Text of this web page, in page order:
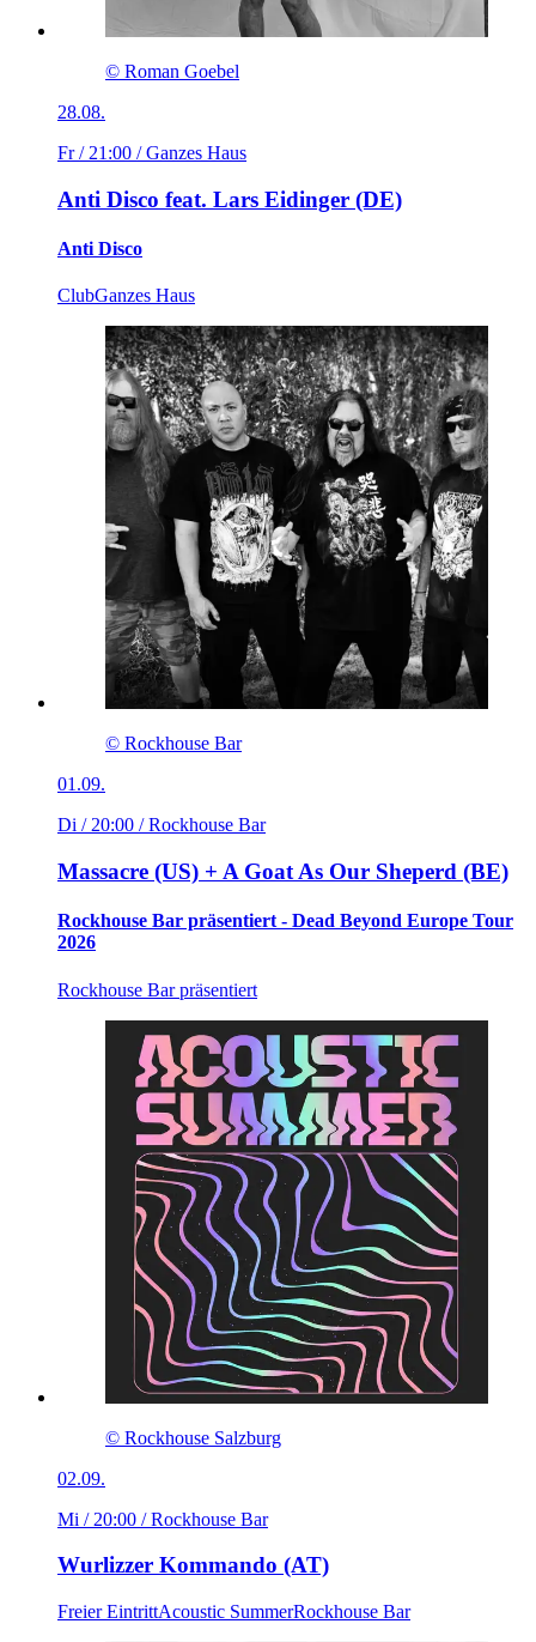
© Roman Goebel
28.08.
Fr / 21:00 / Ganzes Haus
Anti Disco feat. Lars Eidinger (DE)
Anti Disco
ClubGanzes Haus
© Rockhouse Bar
01.09.
Di / 20:00 / Rockhouse Bar
Massacre (US) + A Goat As Our Sheperd (BE)
Rockhouse Bar präsentiert - Dead Beyond Europe Tour
2026
Rockhouse Bar präsentiert
© Rockhouse Salzburg
02.09.
Mi / 20:00 / Rockhouse Bar
Wurlizzer Kommando (AT)
Freier EintrittAcoustic SummerRockhouse Bar